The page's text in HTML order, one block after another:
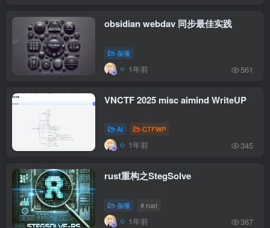
obsidian webdav 同步最佳实践
杂项
1年前 561
VNCTF 2025 misc aimind WriteUP
AI CTFWP
1年前 345
rust重构之StegSolve
杂项 # rust
1年前 367